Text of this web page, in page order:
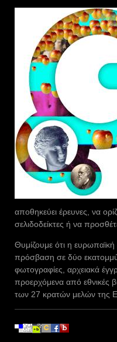
αποθηκεύει έρευνες, να
σελιδοδείκτες ή να
Θυμίζουμε ότι η ευρωπαϊκή
πρόσβαση σε δύο
φωτογραφίες, αρχειακά
προερχόμενα από εθνικές
των 27 κρατών μελών της